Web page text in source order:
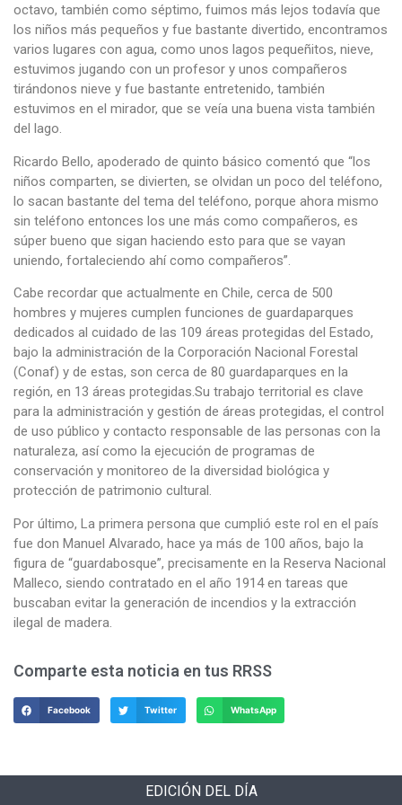
octavo, también como séptimo, fuimos más lejos todavía que
los niños más pequeños y fue bastante divertido, encontramos
varios lugares con agua, como unos lagos pequeñitos, nieve,
estuvimos jugando con un profesor y unos compañeros
tirándonos nieve y fue bastante entretenido, también
estuvimos en el mirador, que se veía una buena vista también
del lago.
Ricardo Bello, apoderado de quinto básico comentó que “los
niños comparten, se divierten, se olvidan un poco del teléfono,
lo sacan bastante del tema del teléfono, porque ahora mismo
sin teléfono entonces los une más como compañeros, es
súper bueno que sigan haciendo esto para que se vayan
uniendo, fortaleciendo ahí como compañeros”.
Cabe recordar que actualmente en Chile, cerca de 500
hombres y mujeres cumplen funciones de guardaparques
dedicados al cuidado de las 109 áreas protegidas del Estado,
bajo la administración de la Corporación Nacional Forestal
(Conaf) y de estas, son cerca de 80 guardaparques en la
región, en 13 áreas protegidas.Su trabajo territorial es clave
para la administración y gestión de áreas protegidas, el control
de uso público y contacto responsable de las personas con la
naturaleza, así como la ejecución de programas de
conservación y monitoreo de la diversidad biológica y
protección de patrimonio cultural.
Por último, La primera persona que cumplió este rol en el país
fue don Manuel Alvarado, hace ya más de 100 años, bajo la
figura de “guardabosque”, precisamente en la Reserva Nacional
Malleco, siendo contratado en el año 1914 en tareas que
buscaban evitar la generación de incendios y la extracción
ilegal de madera.
Comparte esta noticia en tus RRSS
Facebook Twitter WhatsApp
EDICIÓN DEL DÍA